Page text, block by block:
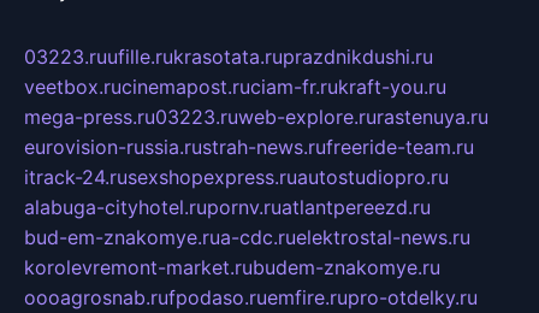
03223.ruufille.rukrasotata.ruprazdnikdushi.ru
veetbox.rucinemapost.ruciam-fr.rukraft-you.ru
mega-press.ru03223.ruweb-explore.rurastenuya.ru
eurovision-russia.rustrah-news.rufreeride-team.ru
itrack-24.rusexshopexpress.ruautostudiopro.ru
alabuga-cityhotel.rupornv.ruatlantpereezd.ru
bud-em-znakomye.rua-cdc.ruelektrostal-news.ru
korolevremont-market.rubudem-znakomye.ru
oooagrosnab.rufpodaso.ruemfire.rupro-otdelky.ru